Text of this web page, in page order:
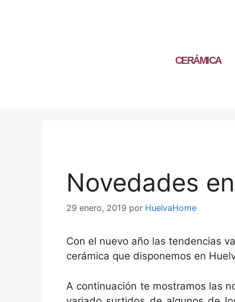
CERÁMICA
Novedades
29 enero, 2019 por HuelvaHome
Con el nuevo año las tendencias
cerámica que disponemos en
A continuación te mostramos las